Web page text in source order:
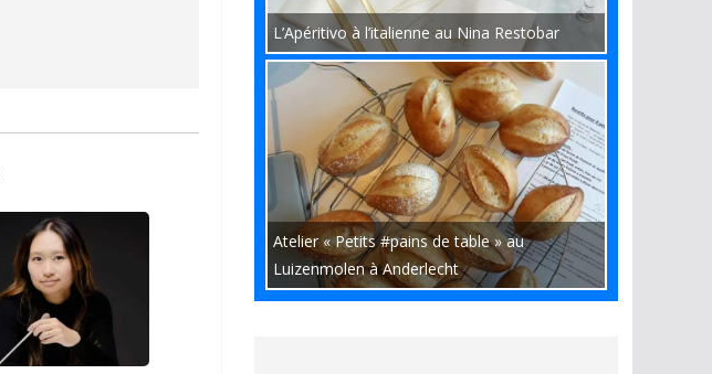
L’Apéritivo à l’italienne au Nina Restobar
Atelier « Petits #pains de table » au
Luizenmolen à Anderlecht